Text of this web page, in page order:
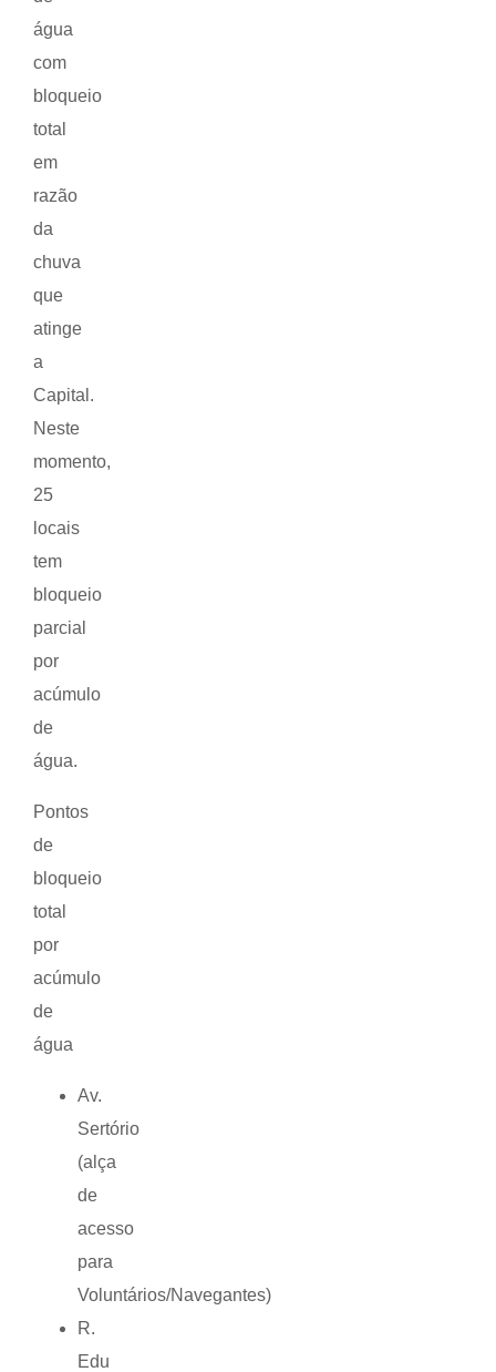
água
com
bloqueio
total
em
razão
da
chuva
que
atinge
a
Capital.
Neste
momento,
25
locais
tem
bloqueio
parcial
por
acúmulo
de
água.
Pontos
de
bloqueio
total
por
acúmulo
de
água
Av.
Sertório
(alça
de
acesso
para
Voluntários/Navegantes)
R.
Edu